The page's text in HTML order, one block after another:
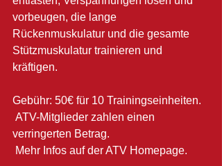
vorbeugen, die lange
Rückenmuskulatur und die gesamte
Stützmuskulatur trainieren und
kräftigen.
Gebühr: 50€ für 10 Trainingseinheiten.
verringerten Betrag.
Mehr Infos auf der ATV Homepage.